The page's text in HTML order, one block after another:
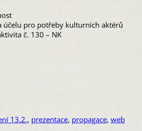
pro potřeby kulturních aktérů
č. 130 – NK
13.2., prezentace, propagace, web